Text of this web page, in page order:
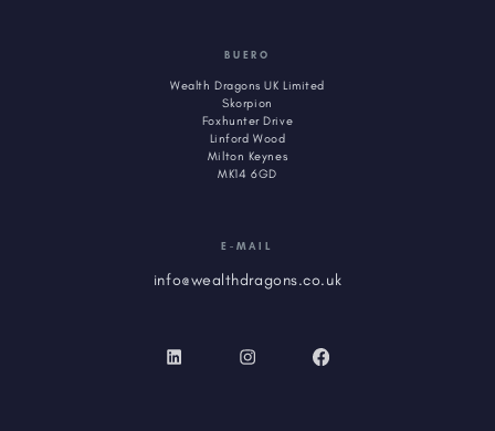
BUERO
Wealth Dragons UK Limited
Skorpion
Foxhunter Drive
Linford Wood
Milton Keynes
MK14 6GD
E-MAIL
info@wealthdragons.co.uk